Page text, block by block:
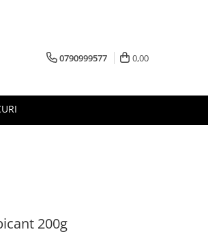
0790999577 0,00
200g